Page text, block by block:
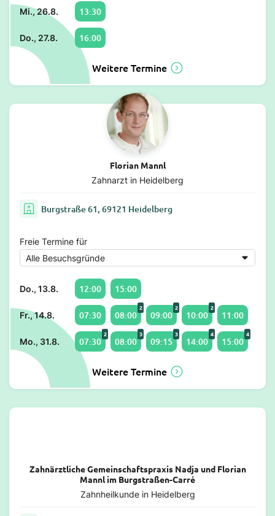
Mi., 26.8. 13:30
Do., 27.8. 16:00
Weitere Termine
Florian Mannl
Zahnarzt in Heidelberg
Burgstraße 61, 69121 Heidelberg
Freie Termine für
Do., 13.8. 12:00 15:00
Fr., 14.8. 07:30 08:00
2
09:00
2
10:00
2
11:00
Mo., 31.8. 07:30
2
08:00
3
09:15
3
14:00
4
15:00
4
Weitere Termine
Zahnärztliche Gemeinschaftspraxis Nadja und Florian
Mannl im Burgstraßen-Carré
Zahnheilkunde in Heidelberg